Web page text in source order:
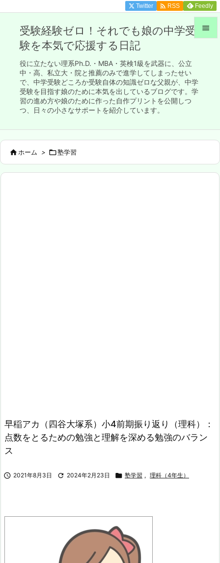
受験経験ゼロ！それでも娘の中学受
験を本気で応援する日記
役に立たない理系Ph.D.・MBA・英検1級を武器に、公立
中・高、私立大・院と推薦のみで進学してしまったせい
で、中学受験どころか受験自体の知識ゼロな父親が、中学
受験を目指す娘のために本気を出しているブログです。学
習の進め方や娘のために作った自作プリントを公開しつ
つ、日々の小さなサポートを紹介しています。

Twitter  RSS Feedly
ホーム > 塾学習
早稲アカ（四谷大塚系）小4前期振り返り（理科）：
点数をとるための勉強と理解を深める勉強のバラン
ス
 2021年8月3日  2024年2月23日  塾学習 , 理科（4年生）